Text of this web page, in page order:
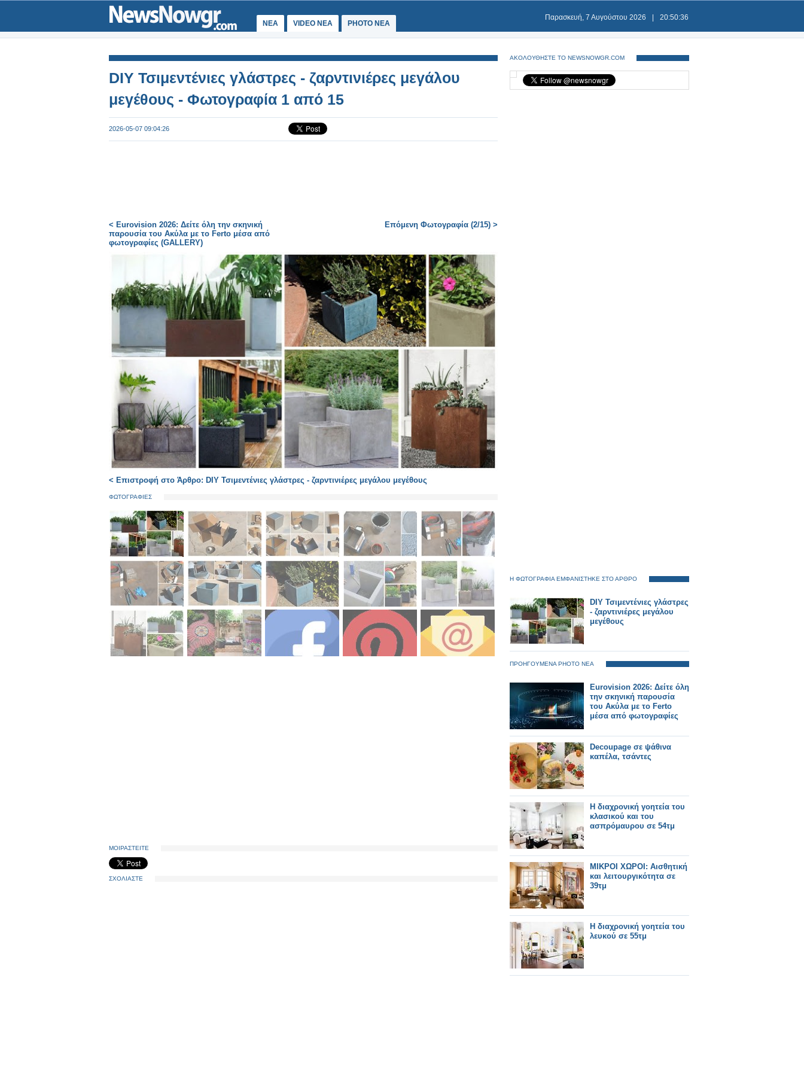
ΝΕΑ VIDEO NEA PHOTO NEA
Παρασκευή, 7 Αυγούστου 2026 20:50:37
DIY Τσιμεντένιες γλάστρες - ζαρντινιέρες μεγάλου
μεγέθους - Φωτογραφία 1 από 15
2026-05-07 09:04:26
< Eurovision 2026: Δείτε όλη την σκηνική
παρουσία του Ακύλα με το Ferto μέσα από
φωτογραφίες (GALLERY)
Επόμενη Φωτογραφία (2/15) >
< Επιστροφή στο Άρθρο: DIY Τσιμεντένιες γλάστρες - ζαρντινιέρες μεγάλου μεγέθους
ΦΩΤΟΓΡΑΦΙΕΣ
ΜΟΙΡΑΣΤΕΙΤΕ
ΣΧΟΛΙΑΣΤΕ
ΑΚΟΛΟΥΘΗΣΤΕ ΤΟ NEWSNOWGR.COM
Η ΦΩΤΟΓΡΑΦΙΑ ΕΜΦΑΝΙΣΤΗΚΕ ΣΤΟ ΑΡΘΡΟ
DIY Τσιμεντένιες γλάστρες
- ζαρντινιέρες μεγάλου
μεγέθους
ΠΡΟΗΓΟΥΜΕΝΑ PHOTO ΝΕΑ
Eurovision 2026: Δείτε όλη
την σκηνική παρουσία
του Ακύλα με το Ferto
μέσα από φωτογραφίες
Decoupage σε ψάθινα
καπέλα, τσάντες
Η διαχρονική γοητεία του
κλασικού και του
ασπρόμαυρου σε 54τμ
ΜΙΚΡΟΙ ΧΩΡΟΙ: Αισθητική
και λειτουργικότητα σε
39τμ
Η διαχρονική γοητεία του
λευκού σε 55τμ